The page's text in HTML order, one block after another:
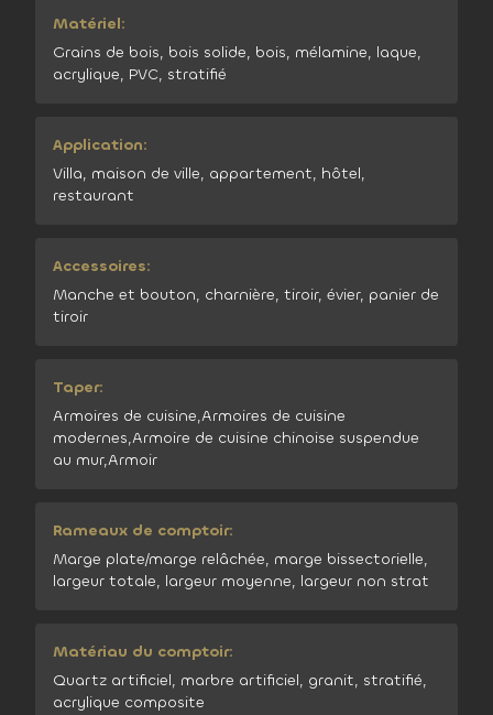
Matériel:
Grains de bois, bois solide, bois, mélamine, laque,
acrylique, PVC, stratifié
Application:
Villa, maison de ville, appartement, hôtel,
restaurant
Accessoires:
Manche et bouton, charnière, tiroir, évier, panier de
tiroir
Taper:
Armoires de cuisine,Armoires de cuisine
modernes,Armoire de cuisine chinoise suspendue
au mur,Armoir
Rameaux de comptoir:
Marge plate/marge relâchée, marge bissectorielle,
largeur totale, largeur moyenne, largeur non strat
Matériau du comptoir:
Quartz artificiel, marbre artificiel, granit, stratifié,
acrylique composite